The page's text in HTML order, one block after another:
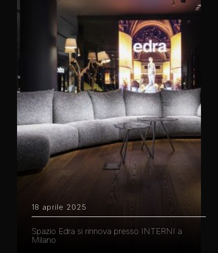
18 aprile 2025
Spazio Edra si rinnova presso INTERNI a
Milano